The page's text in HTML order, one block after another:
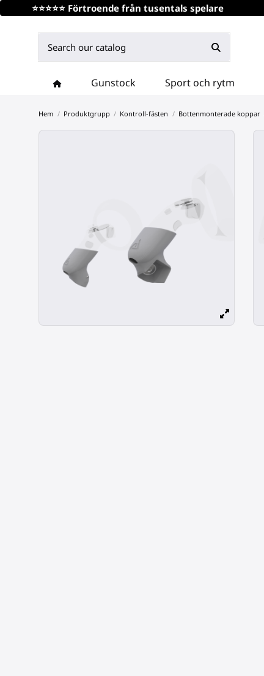
⭐⭐⭐⭐⭐ Förtroende från tusentals spelare
Gunstock Sport och rytm
Hem Produktgrupp Kontroll-fästen Bottenmonterade koppar